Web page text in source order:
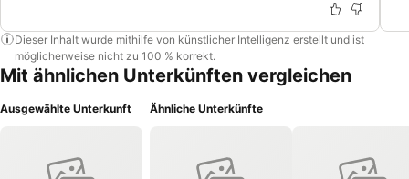
Dieser Inhalt wurde mithilfe von künstlicher Intelligenz erstellt und ist
möglicherweise nicht zu 100 % korrekt.
Mit ähnlichen Unterkünften vergleichen
Ausgewählte Unterkunft Ähnliche Unterkünfte